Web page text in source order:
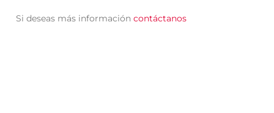
Si deseas más informacióncontáctanos